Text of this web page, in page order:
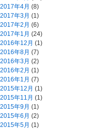
2017年4月 (8)
2017年3月 (1)
2017年2月 (6)
2017年1月 (24)
2016年12月 (1)
2016年8月 (7)
2016年3月 (2)
2016年2月 (1)
2016年1月 (7)
2015年12月 (1)
2015年11月 (1)
2015年9月 (1)
2015年6月 (2)
2015年5月 (1)